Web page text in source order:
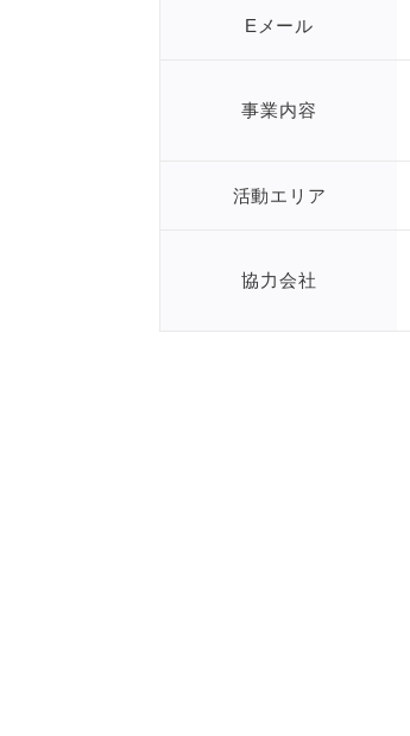
Eメール
事業内容
活動エリア
協力会社